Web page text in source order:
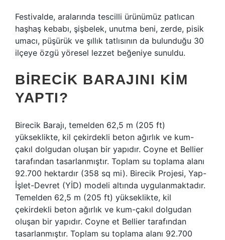
Festivalde, aralarında tescilli ürünümüz patlıcan
haşhaş kebabı, şişbelek, unutma beni, zerde, pisik
umacı, püşürük ve şıllık tatlısının da bulunduğu 30
ilçeye özgü yöresel lezzet beğeniye sunuldu.
BIRECIK BARAJINI KIM
YAPTI?
Birecik Barajı, temelden 62,5 m (205 ft)
yükseklikte, kil çekirdekli beton ağırlık ve kum-
çakıl dolgudan oluşan bir yapıdır. Coyne et Bellier
tarafından tasarlanmıştır. Toplam su toplama alanı
92.700 hektardır (358 sq mi). Birecik Projesi, Yap-
İşlet-Devret (YİD) modeli altında uygulanmaktadır.
Temelden 62,5 m (205 ft) yükseklikte, kil
çekirdekli beton ağırlık ve kum-çakıl dolgudan
oluşan bir yapıdır. Coyne et Bellier tarafından
tasarlanmıştır. Toplam su toplama alanı 92.700